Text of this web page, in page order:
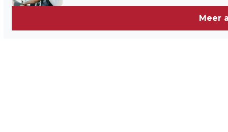
Meer